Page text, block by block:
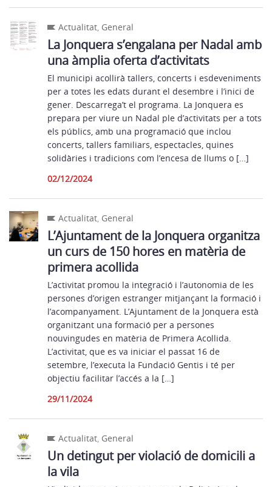
Actualitat, General
La Jonquera s’engalana per Nadal amb
una àmplia oferta d’activitats
El municipi acollirà tallers, concerts i esdeveniments
per a totes les edats durant el desembre i l’inici de
gener. Descarrega’t el programa. La Jonquera es
prepara per viure un Nadal ple d’activitats per a tots
els públics, amb una programació que inclou
concerts, tallers familiars, espectacles, quines
solidàries i tradicions com l’encesa de llums o […]
02/12/2024
Actualitat, General
L’Ajuntament de la Jonquera organitza
un curs de 150 hores en matèria de
primera acollida
L’activitat promou la integració i l’autonomia de les
persones d’origen estranger mitjançant la formació i
l’acompanyament. L’Ajuntament de la Jonquera està
organitzant una formació per a persones
nouvingudes en matèria de Primera Acollida.
L’activitat, que es va iniciar el passat 16 de
setembre, l’executa la Fundació Gentis i té per
objectiu facilitar l’accés a la […]
29/11/2024
Actualitat, General
Un detingut per violació de domicili a
la vila